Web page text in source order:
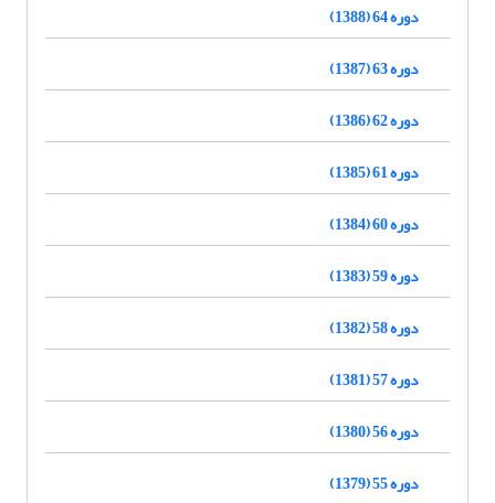
دوره 64 (1388)
دوره 63 (1387)
دوره 62 (1386)
دوره 61 (1385)
دوره 60 (1384)
دوره 59 (1383)
دوره 58 (1382)
دوره 57 (1381)
دوره 56 (1380)
دوره 55 (1379)